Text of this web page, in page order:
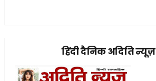
हिंदी दैनिक अदिति न्यूज़